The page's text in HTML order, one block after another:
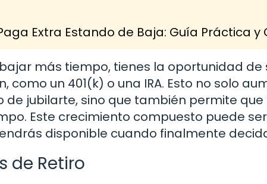
Extra Estando de Baja: Guía Práctica y
más tiempo, tienes la oportunidad de
como un 401(k) o una IRA. Esto no solo
jubilarte, sino que también permite que
Este crecimiento compuesto puede
disponible cuando finalmente
de Retiro